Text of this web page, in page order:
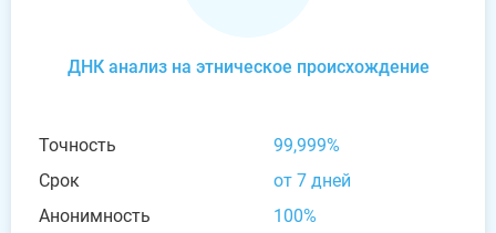
ДНК анализ на этническое происхождение
Точность
99,999%
Срок
от 7 дней
Анонимность
100%